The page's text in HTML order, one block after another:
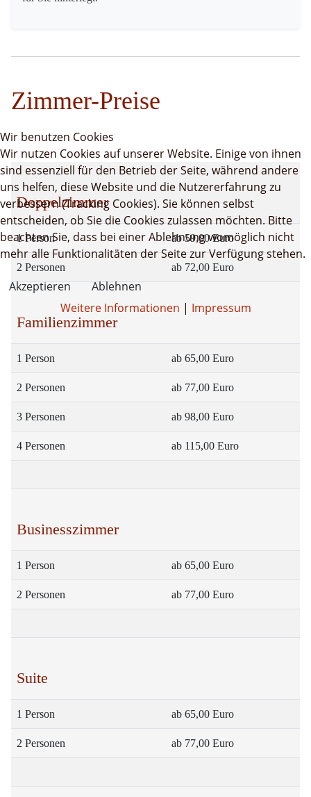
Zimmer-Preise
Doppelzimmer
1 Person ab 59,00 Euro
2 Personen ab 72,00 Euro
Familienzimmer
1 Person ab 65,00 Euro
2 Personen ab 77,00 Euro
3 Personen ab 98,00 Euro
4 Personen ab 115,00 Euro
Businesszimmer
1 Person ab 65,00 Euro
2 Personen ab 77,00 Euro
Suite
1 Person ab 65,00 Euro
2 Personen ab 77,00 Euro
Wir benutzen Cookies
Wir nutzen Cookies auf unserer Website. Einige von ihnen
sind essenziell für den Betrieb der Seite, während andere
uns helfen, diese Website und die Nutzererfahrung zu
verbessern (Tracking Cookies). Sie können selbst
entscheiden, ob Sie die Cookies zulassen möchten. Bitte
beachten Sie, dass bei einer Ablehnung womöglich nicht
mehr alle Funktionalitäten der Seite zur Verfügung stehen.
Akzeptieren
Ablehnen
Weitere Informationen | Impressum